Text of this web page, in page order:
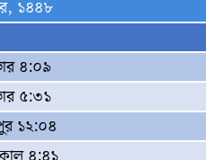
১৪৪৮
৪:০৯
৫:৩১
১২:০৪